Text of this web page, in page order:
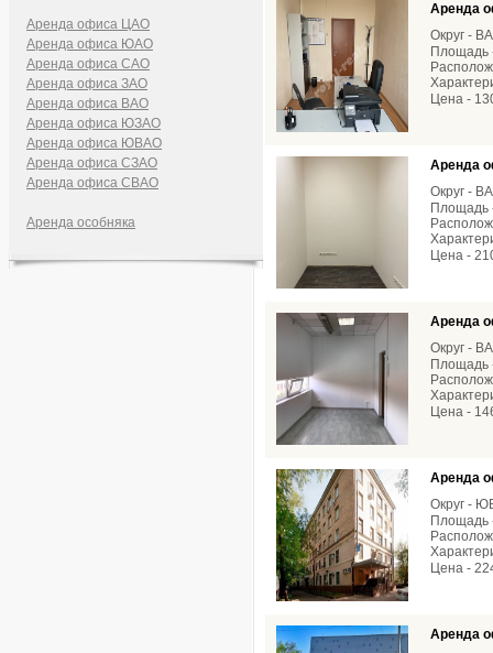
Аренда офиса ЦАО
Аренда офиса ЮАО
Аренда офиса САО
Аренда офиса ЗАО
Аренда офиса ВАО
Аренда офиса ЮЗАО
Аренда офиса ЮВАО
Аренда офиса СЗАО
Аренда офиса СВАО
Аренда особняка
Аренда
Округ -
Площадь
Цена -
Аренда
Округ -
Площадь
Цена -
Аренда
Округ -
Площадь
Цена -
Аренда
Округ -
Площадь
Цена -
Аренда